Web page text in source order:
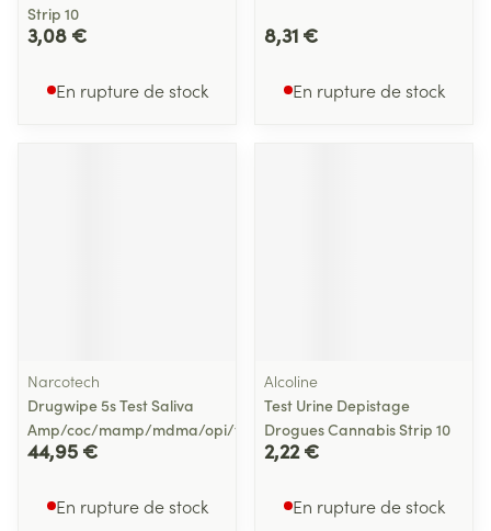
Strip 10
3,08 €
En rupture de stock
8,31 €
En rupture de stock
Narcotech
Drugwipe 5s Test Saliva
Amp/coc/mamp/mdma/opi/thc
44,95 €
En rupture de stock
Alcoline
Test Urine Depistage
Drogues Cannabis Strip 10
2,22 €
En rupture de stock